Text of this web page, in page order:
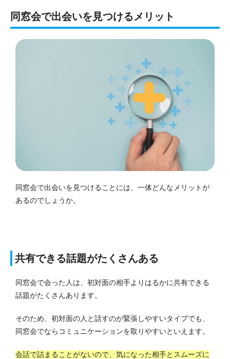
同窓会で出会いを見つけるメリット
同窓会で出会いを見つけることには、一体どんなメリットが
あるのでしょうか。
共有できる話題がたくさんある
同窓会で会った人は、初対面の相手よりはるかに共有できる
話題がたくさんあります。
そのため、初対面の人と話すのが緊張しやすいタイプでも、
同窓会でならコミュニケーションを取りやすいといえます。
会話で詰まることがないので、気になった相手とスムーズに